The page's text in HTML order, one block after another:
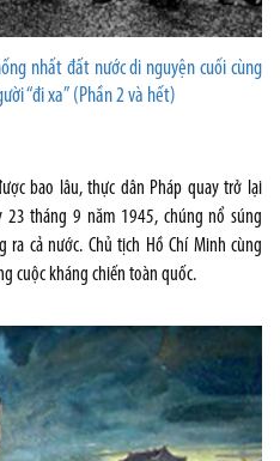
nhất đất nước di nguyện cuối cùng
“đi xa” (Phần 2 và hết)
bao lâu, thực dân Pháp quay trở lại
tháng 9 năm 1945, chúng nổ súng
cả nước. Chủ tịch Hồ Chí Minh cùng
cuộc kháng chiến toàn quốc.